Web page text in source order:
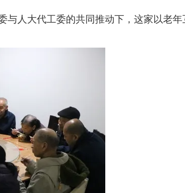
与人大代工委的共同推动下，这家以老